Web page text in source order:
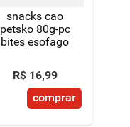
snacks cao
petsko 80g-pc
bites esofago
R$ 16,99
comprar